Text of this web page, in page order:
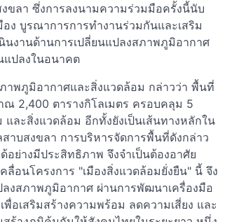
ขลา ซึ่งการลงนามความร่วมมือครั้งนี้นับ
ง บูรณาการการทำงานร่วมกันและเสริม
นงานด้านการเปลี่ยนแปลงสภาพภูมิอากาศ
แปลงในอนาคต
าพภูมิอากาศและสิ่งแวดล้อม กล่าวว่า พื้นที่
2,400 ตารางกิโลเมตร ครอบคลุม 5
ละสิ่งแวดล้อม อีกทั้งยังเป็นเส้นทางหลักใน
สาบสงขลา การบริหารจัดการพื้นที่ดังกล่าว
ย่างมีประสิทธิภาพ จึงจำเป็นต้องอาศัย
อนโครงการ "เมืองสิ่งแวดล้อมยั่งยืน" นี้ จึง
งสภาพภูมิอากาศ ผ่านการพัฒนาเครื่องมือ
อเสริมสร้างความพร้อม ลดความเสี่ยง และ